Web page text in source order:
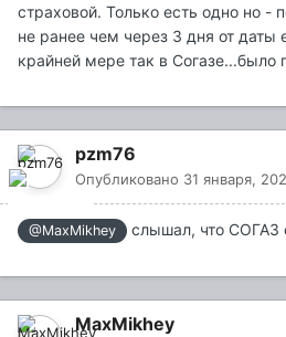
страховой. Только есть одно но -
не ранее чем через 3 дня от даты
крайней мере так в Согазе...было
pzm76
Опубликовано 31 января,
@MaxMikhey слышал, что
MaxMikhey